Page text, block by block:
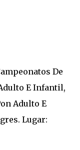
De
E Infantil,
Adulto E
Lugar: